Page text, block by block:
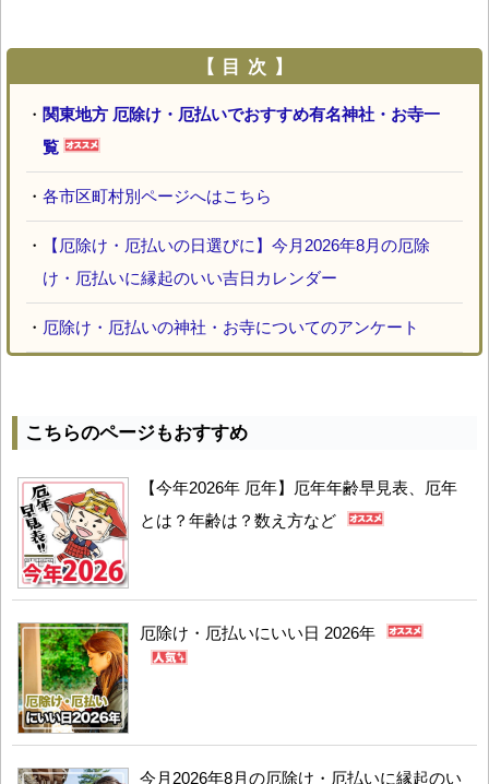
【 目 次 】
・ 関東地方 厄除け・厄払いでおすすめ有名神社・お寺一
覧
・ 各市区町村別ページへはこちら
・
【厄除け・厄払いの日選びに】今月2026年8月の厄除
け・厄払いに縁起のいい吉日カレンダー
・ 厄除け・厄払いの神社・お寺についてのアンケート
こちらのページもおすすめ
【今年2026年 厄年】厄年年齢早見表、厄年
とは？年齢は？数え方など
厄除け・厄払いにいい日 2026年
今月2026年8月の厄除け・厄払いに縁起のい